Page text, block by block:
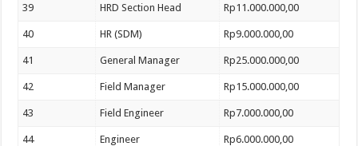
39 HRD Section Head Rp11.000.000,00
40 HR (SDM) Rp9.000.000,00
41 General Manager Rp25.000.000,00
42 Field Manager Rp15.000.000,00
43 Field Engineer Rp7.000.000,00
44 Engineer Rp6.000.000,00